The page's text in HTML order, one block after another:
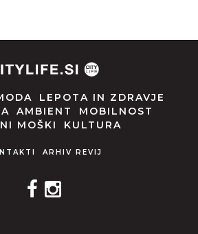
LEPOTA IN ZDRAVJE
AMBIENT
MOBILNOST
MOŠKI
KULTURA
ARHIV REVIJ